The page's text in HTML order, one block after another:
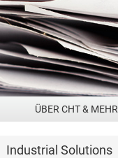
ÜBER CHT & MEHR
Industrial Solutions